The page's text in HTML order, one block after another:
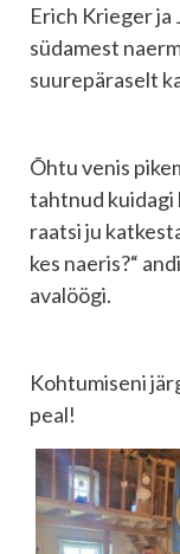
Erich Krieger ja
südamest
suurepäraselt
Õhtu venis
tahtnud kuidagi
raatsi ju
kes naeris?“
avalöögi.
Kohtumiseni
peal!